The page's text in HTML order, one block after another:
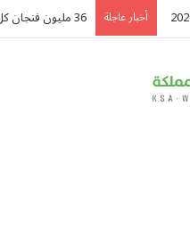
أخبار عاجلة 36 مليون فنجان كل يوم.. تقرير: السعودية ثانية العرب في استهلاك القهوة وسوقها يتجه نحو 40 مليار ريال